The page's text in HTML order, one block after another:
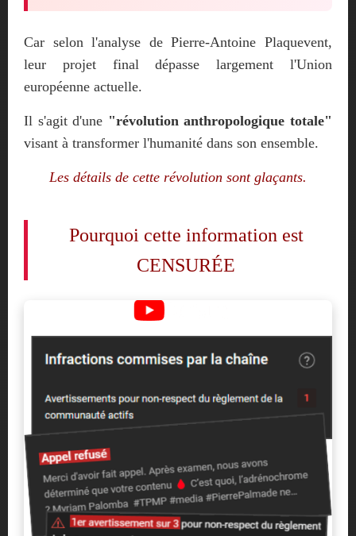
Car selon l'analyse de Pierre-Antoine Plaquevent,
leur projet final dépasse largement l'Union
européenne actuelle.
Il s'agit d'une "révolution anthropologique totale"
visant à transformer l'humanité dans son ensemble.
Les détails de cette révolution sont glaçants.
Pourquoi cette information est
CENSURÉE